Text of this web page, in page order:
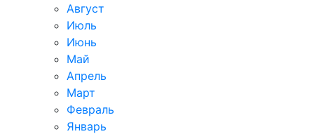
Август
Июль
Июнь
Май
Апрель
Март
Февраль
Январь